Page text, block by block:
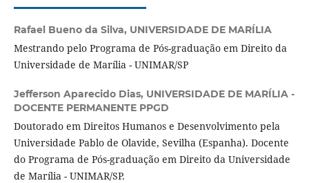
Rafael Bueno da Silva, UNIVERSIDADE DE MARÍLIA
Mestrando pelo Programa de Pós-graduação em Direito da
Universidade de Marília - UNIMAR/SP
Jefferson Aparecido Dias, UNIVERSIDADE DE MARÍLIA -
DOCENTE PERMANENTE PPGD
Doutorado em Direitos Humanos e Desenvolvimento pela
Universidade Pablo de Olavide, Sevilha (Espanha). Docente
do Programa de Pós-graduação em Direito da Universidade
de Marília - UNIMAR/SP.